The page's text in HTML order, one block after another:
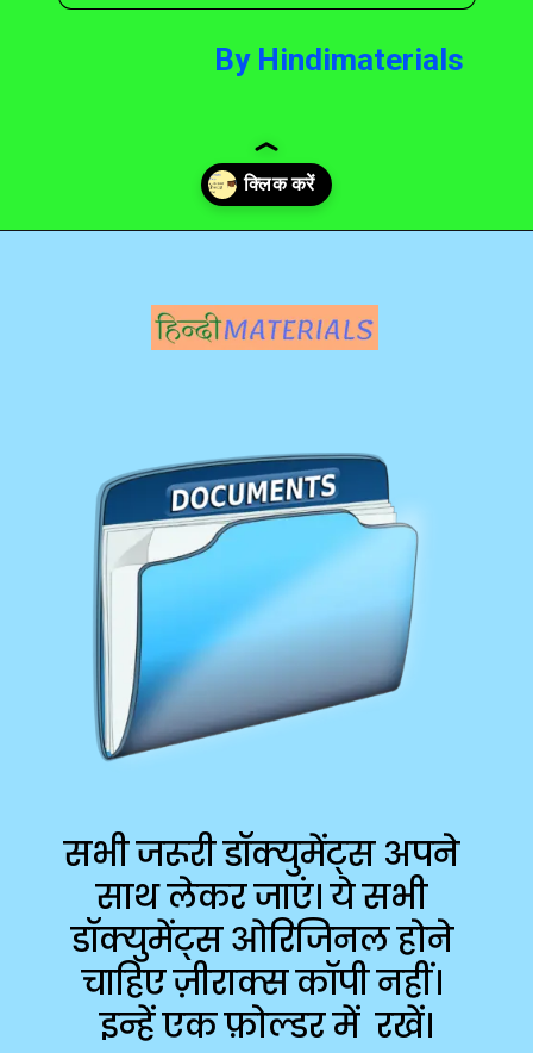
By Hindimaterials
सभी जरूरी डॉक्युमेंट्स अपने
साथ लेकर जाएं। ये सभी
डॉक्युमेंट्स ओरिजिनल होने
चाहिए ज़ीराक्स कॉपी नहीं।
इन्हें एक फ़ोल्डर में  रखें।